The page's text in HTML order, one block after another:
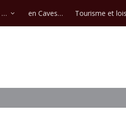
… en Caves… Tourisme et